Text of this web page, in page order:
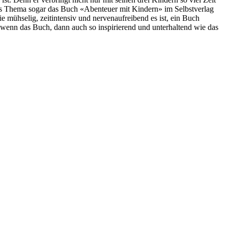
sogar das Buch «Abenteuer mit Kindern» im Selbstverlag
mühselig, zeitintensiv und nervenaufreibend es ist, ein Buch
das Buch, dann auch so inspirierend und unterhaltend wie das